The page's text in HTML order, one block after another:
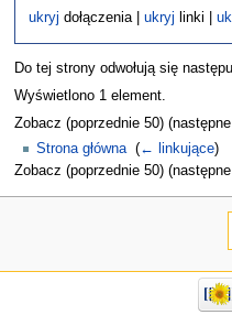
ukryj dołączenia |ukryj linki |
Do tej strony odwołują się
Wyświetlono 1 element.
Zobacz (poprzednie 50)
Strona główna‎ (← linkujące)
Zobacz (poprzednie 50)